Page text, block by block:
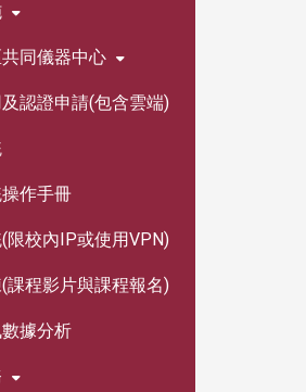
同儀器中心
認證申請(包含雲端)
作手冊
限校內IP或使用VPN)
課程影片與課程報名)
據分析